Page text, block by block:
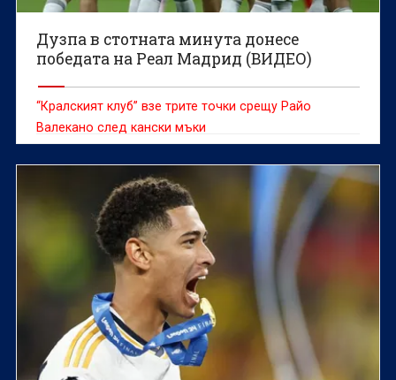
Дузпа в стотната минута донесе
победата на Реал Мадрид (ВИДЕО)
“Кралският клуб” взе трите точки срещу Райо
Валекано след кански мъки